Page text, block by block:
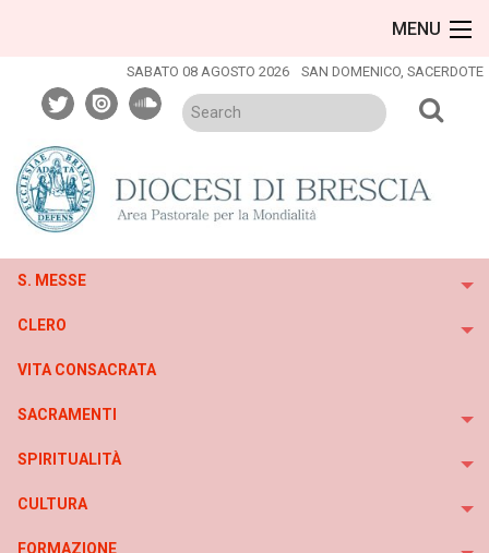
MENU
SABATO 08 AGOSTO 2026 SAN DOMENICO, SACERDOTE
twitterissuusoundcloud
S. MESSE
CLERO
VITA CONSACRATA
SACRAMENTI
SPIRITUALITÀ
CULTURA
FORMAZIONE